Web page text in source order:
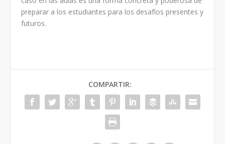
preparar a los estudiantes para los desafíos presentes y
futuros.
COMPARTIR: